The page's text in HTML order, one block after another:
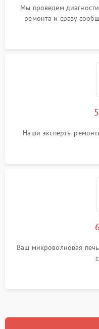
Мы проведем
ремонта и сразу
Наши эксперты
Ваш микроволновая